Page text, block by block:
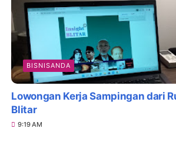
BISNISANDA
Lowongan Kerja Sampingan dari
Blitar
9:19 AM